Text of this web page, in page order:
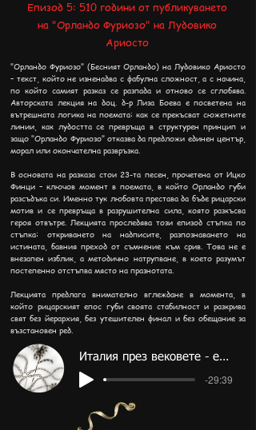
Епизод 5: 510 години от публикуването
на "Орландо Фуриозо" на Лудовико
Ариосто
"Орландо Фуриозо" (Бесният Орландо) на Лудовико Ариосто
– текст, който не изненадва с фабулна сложност, а с начина,
по който самият разказ се разпада и отново се сглобява.
Авторската лекция на доц. д-р Лиза Боева е посветена на
вътрешната логика на поемата: как се прекъсват сюжетните
линии, как лудостта се превръща в структурен принцип и
защо "Орландо Фуриозо" отказва да предложи единен център,
морал или окончателна развръзка.
В основата на разказа стои 23-та песен, прочетена от Ицко
Финци – ключов момент в поемата, в който Орландо губи
разсъдъка си. Именно тук любовта престава да бъде рицарски
мотив и се превръща в разрушителна сила, която разкъсва
героя отвътре. Лекцията проследява този епизод стъпка по
стъпка: откриването на надписите, разпознаването на
истината, бавния преход от съмнение към срив. Това не е
внезапен изблик, а методично натрупване, в което разумът
постепенно отстъпва място на празнотата.
Лекцията предлага внимателно вглеждане в момента, в
който рицарският епос губи своята стабилност и разкрива
свят без йерархия, без утешителен финал и без обещание за
възстановен ред.
Италия през вековете - епизод 5
-29:39